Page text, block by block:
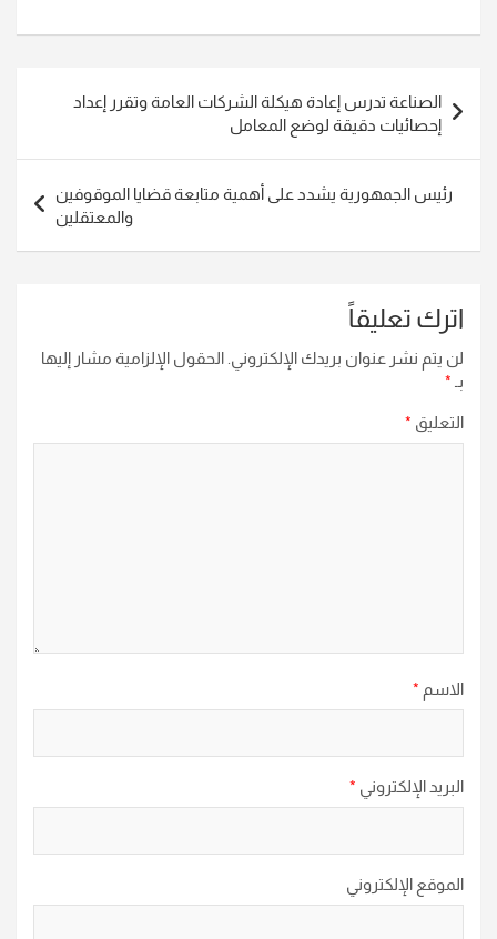
المقالات
الصناعة تدرس إعادة هيكلة الشركات العامة وتقرر إعداد
إحصائيات دقيقة لوضع المعامل
رئيس الجمهورية يشدد على أهمية متابعة قضايا الموقوفين
والمعتقلين
اترك تعليقاً
لن يتم نشر عنوان بريدك الإلكتروني. الحقول الإلزامية مشار إليها
بـ *
التعليق *
الاسم *
البريد الإلكتروني *
الموقع الإلكتروني